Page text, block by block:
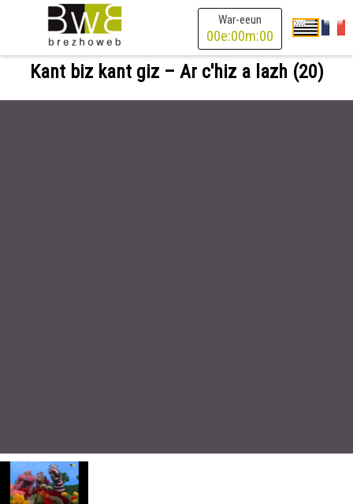
War-eeun
00e:00m:00
Kant biz kant giz – Ar c'hiz a lazh (20)